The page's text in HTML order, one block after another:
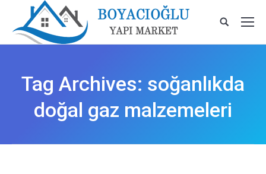
Tag Archives: soğanlıkda
doğal gaz malzemeleri